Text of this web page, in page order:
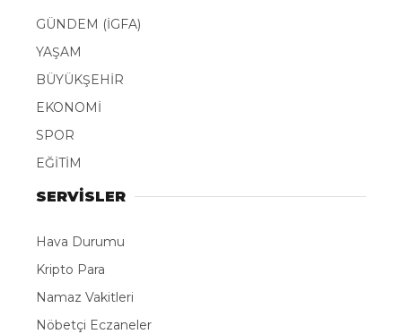
GÜNDEM (İGFA)
YAŞAM
BÜYÜKŞEHİR
EKONOMİ
SPOR
EĞİTİM
SERVİSLER
Hava Durumu
Kripto Para
Namaz Vakitleri
Nöbetçi Eczaneler